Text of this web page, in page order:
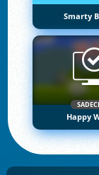
Smarty
Happy